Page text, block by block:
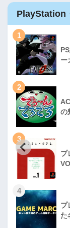
PlayStation
1
ー
2
の
3
プ
4
プ
た